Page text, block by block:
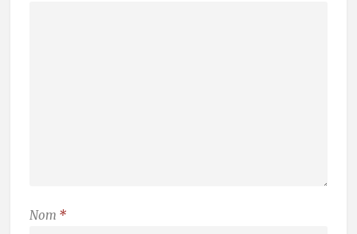
Nom *